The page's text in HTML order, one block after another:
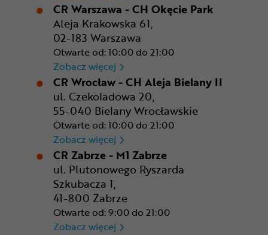
CR Warszawa - CH Okęcie Park
Aleja Krakowska 61,
02-183 Warszawa
Otwarte od: 10:00 do 21:00
Zobacz więcej CR Warszawa - CH Okęcie
CR Wrocław - CH Aleja Bielany II
ul. Czekoladowa 20,
55-040 Bielany Wrocławskie
Otwarte od: 10:00 do 21:00
Zobacz więcej CR Wrocław - CH Aleja
CR Zabrze - M1 Zabrze
ul. Plutonowego Ryszarda
Szkubacza 1,
41-800 Zabrze
Otwarte od: 9:00 do 21:00
Zobacz więcej CR Zabrze - M1 Zabrze